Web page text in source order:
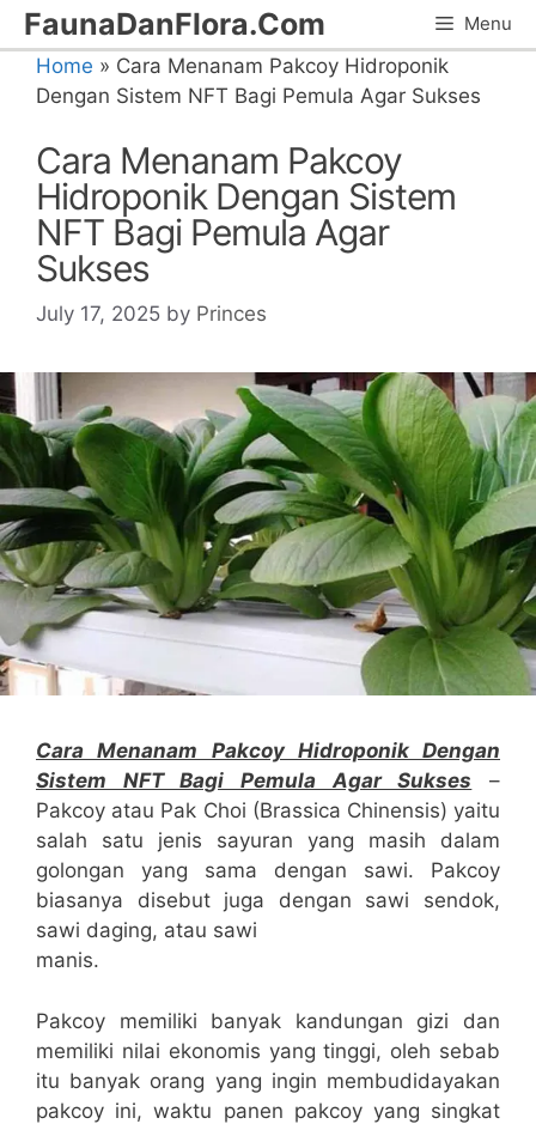
Skip
to
content
FaunaDanFlora.Com Menu
Home » Cara Menanam Pakcoy Hidroponik
Dengan Sistem NFT Bagi Pemula Agar Sukses
Cara Menanam Pakcoy
Hidroponik Dengan Sistem
NFT Bagi Pemula Agar
Sukses
July 17, 2025 by Princes
Cara Menanam Pakcoy Hidroponik Dengan
Sistem NFT Bagi Pemula Agar Sukses –
Pakcoy atau Pak Choi (Brassica Chinensis) yaitu
salah satu jenis sayuran yang masih dalam
golongan yang sama dengan sawi. Pakcoy
biasanya disebut juga dengan sawi sendok,
sawi daging, atau sawi
manis.
Pakcoy memiliki banyak kandungan gizi dan
memiliki nilai ekonomis yang tinggi, oleh sebab
itu banyak orang yang ingin membudidayakan
pakcoy ini, waktu panen pakcoy yang singkat